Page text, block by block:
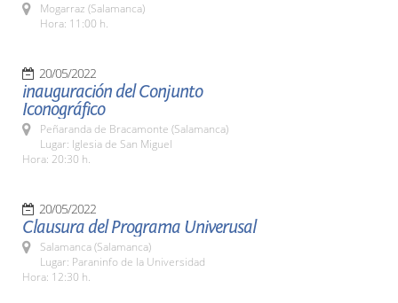
Mogarraz (Salamanca)
Hora: 11:00 h.
20/05/2022
inauguración del Conjunto
Iconográfico
Peñaranda de Bracamonte (Salamanca)
Lugar: Iglesia de San Miguel
Hora: 20:30 h.
20/05/2022
Clausura del Programa Univerusal
Salamanca (Salamanca)
Lugar: Paraninfo de la Universidad
Hora: 12:30 h.